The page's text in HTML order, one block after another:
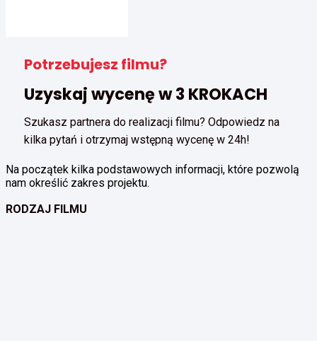
Potrzebujesz filmu?
Uzyskaj wycenę w 3 KROKACH
Szukasz partnera do realizacji filmu? Odpowiedz na
kilka pytań i otrzymaj wstępną wycenę w 24h!
Na początek kilka podstawowych informacji, które pozwolą
nam określić zakres projektu.
RODZAJ FILMU